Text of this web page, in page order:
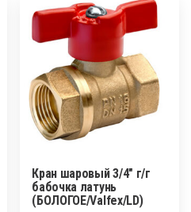
Кран шаровый 3/4″ г/г
бабочка латунь
(БОЛОГОЕ/Valfex/LD)